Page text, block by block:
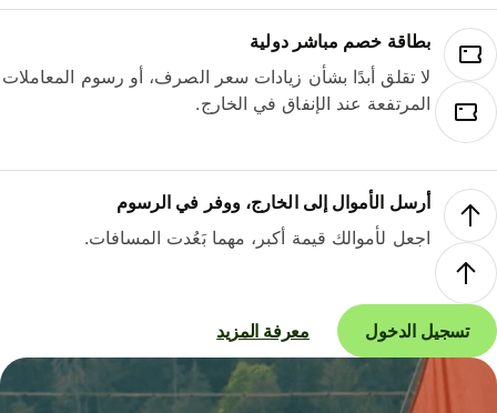
بطاقة خصم مباشر دولية
لا تقلق أبدًا بشأن زيادات سعر الصرف، أو رسوم المعاملات
المرتفعة عند الإنفاق في الخارج.
أرسل الأموال إلى الخارج، ووفر في الرسوم
اجعل لأموالك قيمة أكبر، مهما بَعُدت المسافات.
تسجيل الدخول معرفة المزيد